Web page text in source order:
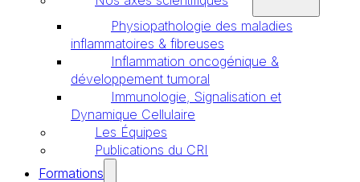
Physiopathologie des maladies
inflammatoires & fibreuses
Inflammation oncogénique &
développement tumoral
Immunologie, Signalisation et
Dynamique Cellulaire
Les Équipes
Publications du CRI
Formations